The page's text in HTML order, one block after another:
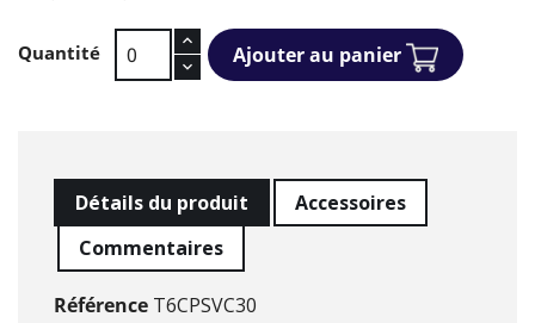
Quantité Ajouter au panier
Détails du produit
Accessoires
Commentaires
Référence T6CPSVC30